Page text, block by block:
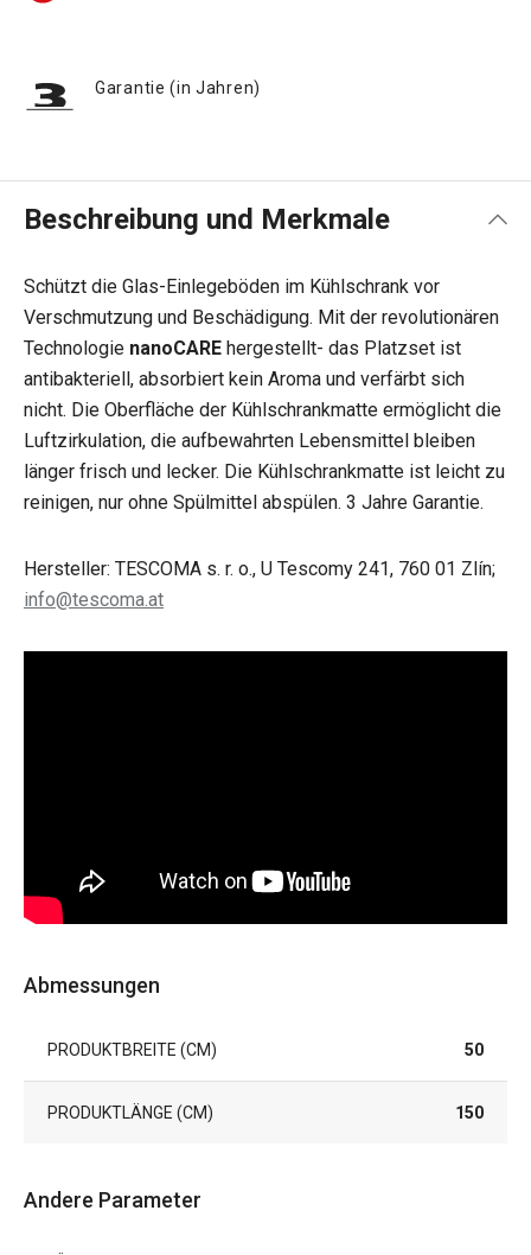
Garantie (in Jahren)
Beschreibung und Merkmale
Schützt die Glas-Einlegeböden im Kühlschrank vor
Verschmutzung und Beschädigung. Mit der revolutionären
Technologie nanoCARE hergestellt- das Platzset ist
antibakteriell, absorbiert kein Aroma und verfärbt sich
nicht. Die Oberfläche der Kühlschrankmatte ermöglicht die
Luftzirkulation, die aufbewahrten Lebensmittel bleiben
länger frisch und lecker. Die Kühlschrankmatte ist leicht zu
reinigen, nur ohne Spülmittel abspülen. 3 Jahre Garantie.
Hersteller: TESCOMA s. r. o., U Tescomy 241, 760 01 Zlín;
info@tescoma.at
Abmessungen
PRODUKTBREITE (CM) 50
PRODUKTLÄNGE (CM) 150
Andere Parameter